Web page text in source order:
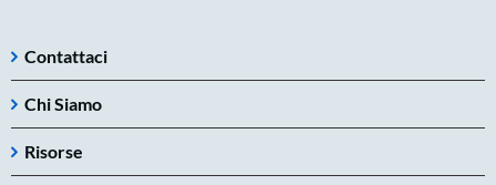
Contattaci
Chi Siamo
Risorse